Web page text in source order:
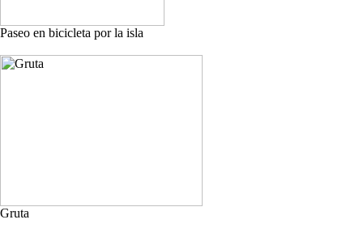
Paseo en bicicleta por la isla
Gruta